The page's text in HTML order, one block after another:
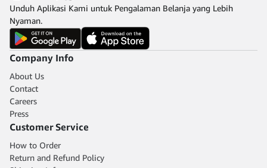
menarik : Biru, Krem,
Merah dan Putih UNTUK
WARNA BISA
DITANYAKAN TERLEBIH
DAHULU/ DIKIRIM
SESUAI STOK GUDANG
YA KAKAK
Unduh Aplikasi Kami untuk Pengalaman Belanja yang Lebih
Nyaman.
Company Info
About Us
Contact
Careers
Press
Customer Service
How to Order
Return and Refund Policy